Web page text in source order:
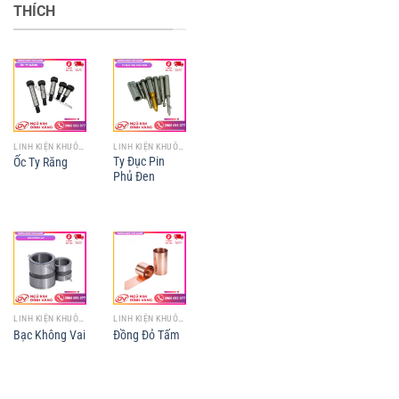
THÍCH
Ốc Ty Răng
Ty Đục Pin
Phủ Đen
LINH KIỆN KHUÔN MẪU
Bạc Không Vai
LINH KIỆN KHUÔN MẪU
Đồng Đỏ Tấm